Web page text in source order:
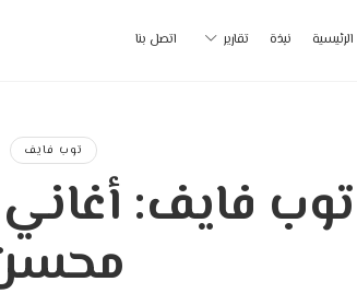
الرئيسية نبذة تقارير اتصل بنا
|
توب فايف
توب فايف: